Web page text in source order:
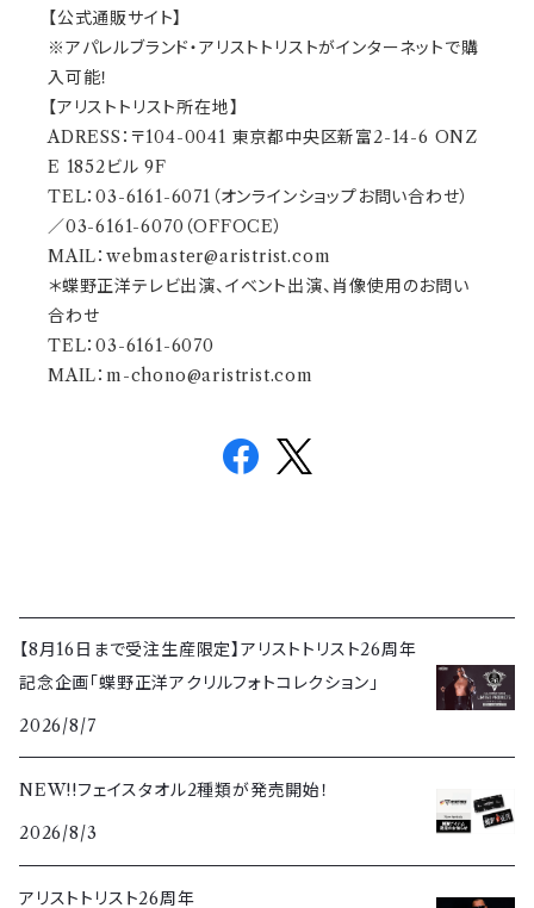
【公式通販サイト】
※アパレルブランド・アリストトリストがインターネットで購
入可能！
【アリストトリスト所在地】
ADRESS：〒104-0041 東京都中央区新富2-14-6 ONZ
E 1852ビル 9F
TEL：03-6161-6071（オンラインショップお問い合わせ）
／03-6161-6070（OFFOCE）
MAIL： webmaster@aristrist.com
＊蝶野正洋テレビ出演、イベント出演、肖像使用のお問い
合わせ
TEL：03-6161-6070
MAIL： m-chono@aristrist.com
【8月16日まで受注生産限定】アリストトリスト26周年
記念企画「蝶野正洋アクリルフォトコレクション」
2026/8/7
NEW!!フェイスタオル2種類が発売開始！
2026/8/3
アリストトリスト26周年